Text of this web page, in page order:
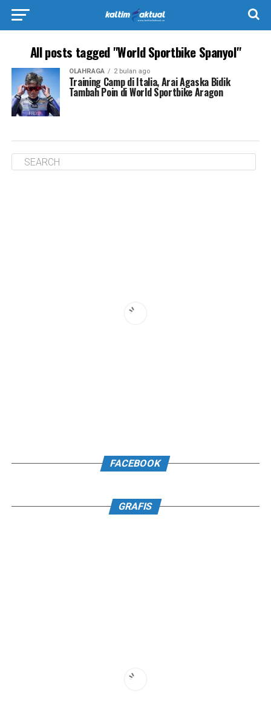
All posts tagged "World Sportbike Spanyol"
OLAHRAGA 2 bulan ago
Training Camp di Italia, Arai Agaska Bidik
Tambah Poin di World Sportbike Aragon
FACEBOOK
GRAFIS